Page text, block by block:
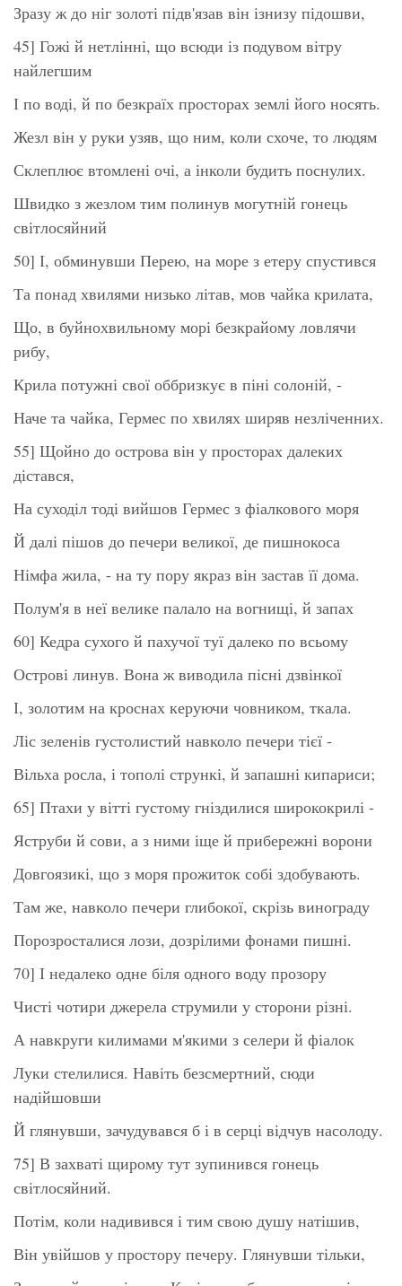
Зразу ж до ніг золоті підв'язав він ізнизу підошви,
45] Гожі й нетлінні, що всюди із подувом вітру
найлегшим
І по воді, й по безкраїх просторах землі його носять.
Жезл він у руки узяв, що ним, коли схоче, то людям
Склеплює втомлені очі, а інколи будить поснулих.
Швидко з жезлом тим полинув могутній гонець
світлосяйний
50] І, обминувши Перею, на море з етеру спустився
Та понад хвилями низько літав, мов чайка крилата,
Що, в буйнохвильному морі безкрайому ловлячи
рибу,
Крила потужні свої оббризкує в піні солоній, -
Наче та чайка, Гермес по хвилях ширяв незліченних.
55] Щойно до острова він у просторах далеких
дістався,
На суходіл тоді вийшов Гермес з фіалкового моря
Й далі пішов до печери великої, де пишнокоса
Німфа жила, - на ту пору якраз він застав її дома.
Полум'я в неї велике палало на вогнищі, й запах
60] Кедра сухого й пахучої туї далеко по всьому
Острові линув. Вона ж виводила пісні дзвінкої
І, золотим на кроснах керуючи човником, ткала.
Ліс зеленів густолистий навколо печери тієї -
Вільха росла, і тополі стрункі, й запашні кипариси;
65] Птахи у вітті густому гніздилися ширококрилі -
Яструби й сови, а з ними іще й прибережні ворони
Довгоязикі, що з моря прожиток собі здобувають.
Там же, навколо печери глибокої, скрізь винограду
Порозросталися лози, дозрілими фонами пишні.
70] І недалеко одне біля одного воду прозору
Чисті чотири джерела струмили у сторони різні.
А навкруги килимами м'якими з селери й фіалок
Луки стелилися. Навіть безсмертний, сюди
надійшовши
Й глянувши, зачудувався б і в серці відчув насолоду.
75] В захваті щирому тут зупинився гонець
світлосяйний.
Потім, коли надивився і тим свою душу натішив,
Він увійшов у простору печеру. Глянувши тільки,